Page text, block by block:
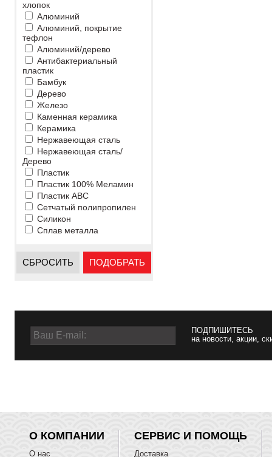
хлопок
Алюминий
Алюминий, покрытие
тефлон
Алюминий/дерево
Антибактериальный
пластик
Бамбук
Дерево
Железо
Каменная керамика
Керамика
Нержавеющая сталь
Нержавеющая сталь/
Дерево
Пластик
Пластик 100% Меламин
Пластик ABC
Сетчатый полипропилен
Силикон
Сплав металла
СБРОСИТЬ ПОДОБРАТЬ
ПОДПИШИТЕСЬ
на новости, акции,
О КОМПАНИИ
О нас
СЕРВИС И ПОМОЩЬ
Доставка